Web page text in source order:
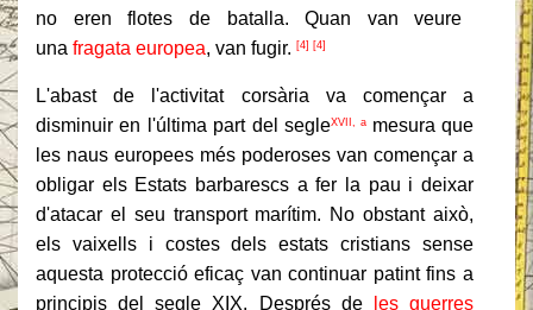
no eren flotes de batalla. Quan van veure
una fragata europea, van fugir. [4] [4]
L'abast de l'activitat corsària va començar a
disminuir en l'última part del segleXVII, a mesura que
les naus europees més poderoses van començar a
obligar els Estats barbarescs a fer la pau i deixar
d'atacar el seu transport marítim. No obstant això,
els vaixells i costes dels estats cristians sense
aquesta protecció eficaç van continuar patint fins a
principis del segle XIX. Després de
les guerres